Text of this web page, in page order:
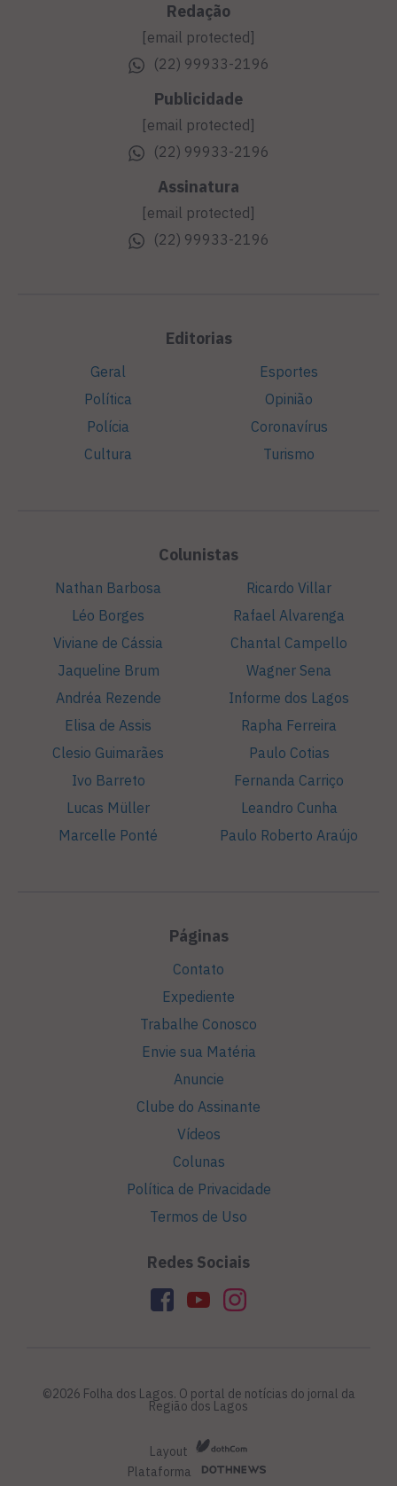
Redação
[email protected]
(22) 99933-2196
Publicidade
[email protected]
(22) 99933-2196
Assinatura
[email protected]
(22) 99933-2196
Editorias
Geral
Política
Polícia
Cultura
Esportes
Opinião
Coronavírus
Turismo
Colunistas
Nathan Barbosa
Léo Borges
Viviane de Cássia
Jaqueline Brum
Andréa Rezende
Elisa de Assis
Clesio Guimarães
Ivo Barreto
Lucas Müller
Marcelle Ponté
Ricardo Villar
Rafael Alvarenga
Chantal Campello
Wagner Sena
Informe dos Lagos
Rapha Ferreira
Paulo Cotias
Fernanda Carriço
Leandro Cunha
Paulo Roberto Araújo
Páginas
Contato
Expediente
Trabalhe Conosco
Envie sua Matéria
Anuncie
Clube do Assinante
Vídeos
Colunas
Política de Privacidade
Termos de Uso
Redes Sociais
©2026 Folha dos Lagos. O portal de notícias do jornal da
Região dos Lagos
Layout
Plataforma